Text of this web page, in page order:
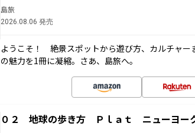
島旅
2026.08.06 発売
ようこそ！ 絶景スポットから遊び方、カルチャー
の魅力を1冊に凝縮。さあ、島旅へ。
０２ 地球の歩き方 Ｐｌａｔ ニューヨー